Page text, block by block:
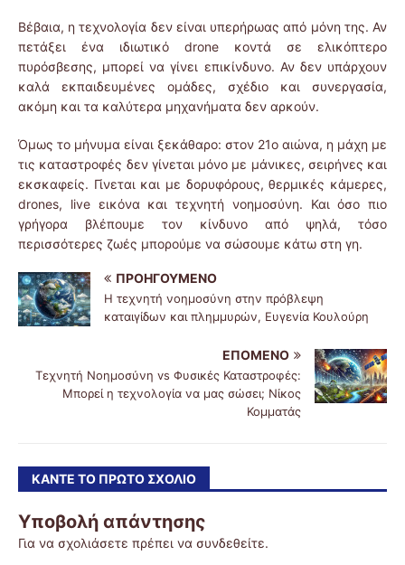
Βέβαια, η τεχνολογία δεν είναι υπερήρωας από μόνη της. Αν
πετάξει ένα ιδιωτικό drone κοντά σε ελικόπτερο
πυρόσβεσης, μπορεί να γίνει επικίνδυνο. Αν δεν υπάρχουν
καλά εκπαιδευμένες ομάδες, σχέδιο και συνεργασία,
ακόμη και τα καλύτερα μηχανήματα δεν αρκούν.
Όμως το μήνυμα είναι ξεκάθαρο: στον 21ο αιώνα, η μάχη με
τις καταστροφές δεν γίνεται μόνο με μάνικες, σειρήνες και
εκσκαφείς. Γίνεται και με δορυφόρους, θερμικές κάμερες,
drones, live εικόνα και τεχνητή νοημοσύνη. Και όσο πιο
γρήγορα βλέπουμε τον κίνδυνο από ψηλά, τόσο
περισσότερες ζωές μπορούμε να σώσουμε κάτω στη γη.
ΠΡΟΗΓΟΎΜΕΝΟ
Η τεχνητή νοημοσύνη στην πρόβλεψη
καταιγίδων και πλημμυρών, Ευγενία Κουλούρη
ΕΠΌΜΕΝΟ
Τεχνητή Νοημοσύνη vs Φυσικές Καταστροφές:
Μπορεί η τεχνολογία να μας σώσει; Νίκος
Κομματάς
ΚΆΝΤΕ ΤΟ ΠΡΏΤΟ ΣΧΌΛΙΟ
Υποβολή απάντησης
Για να σχολιάσετε πρέπει να συνδεθείτε.